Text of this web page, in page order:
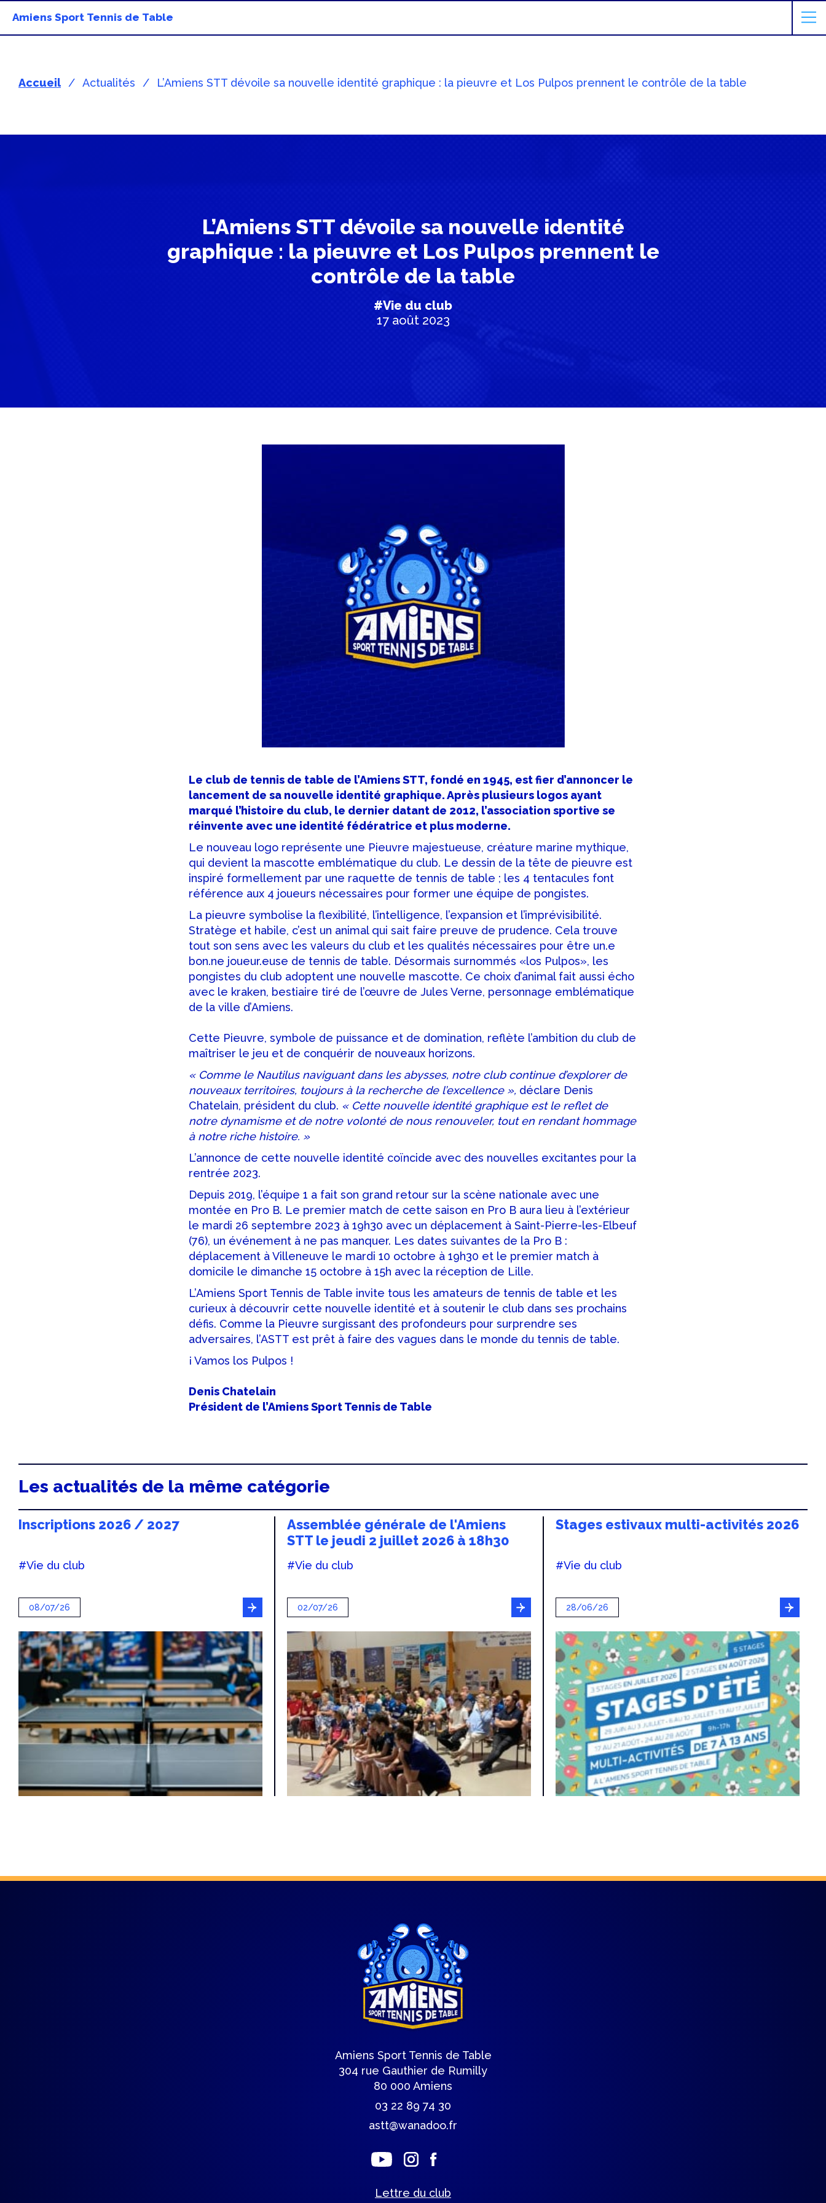
Amiens Sport Tennis de Table
Accueil Actualités L’Amiens STT dévoile sa nouvelle identité graphique : la pieuvre et Los Pulpos prennent le contrôle de la table
L’Amiens STT dévoile sa nouvelle identité
graphique : la pieuvre et Los Pulpos prennent le
contrôle de la table
#Vie du club
17 août 2023
Le club de tennis de table de l’Amiens STT, fondé en 1945, est fier d’annoncer le
lancement de sa nouvelle identité graphique. Après plusieurs logos ayant
marqué l’histoire du club, le dernier datant de 2012, l’association sportive se
réinvente avec une identité fédératrice et plus moderne.
Le nouveau logo représente une Pieuvre majestueuse, créature marine mythique,
qui devient la mascotte emblématique du club. Le dessin de la tête de pieuvre est
inspiré formellement par une raquette de tennis de table ; les 4 tentacules font
référence aux 4 joueurs nécessaires pour former une équipe de pongistes.
La pieuvre symbolise la flexibilité, l’intelligence, l’expansion et l’imprévisibilité.
Stratège et habile, c’est un animal qui sait faire preuve de prudence. Cela trouve
tout son sens avec les valeurs du club et les qualités nécessaires pour être un.e
bon.ne joueur.euse de tennis de table. Désormais surnommés «los Pulpos», les
pongistes du club adoptent une nouvelle mascotte. Ce choix d’animal fait aussi écho
avec le kraken, bestiaire tiré de l’œuvre de Jules Verne, personnage emblématique
de la ville d’Amiens.
Cette Pieuvre, symbole de puissance et de domination, reflète l’ambition du club de
maîtriser le jeu et de conquérir de nouveaux horizons.
« Comme le Nautilus naviguant dans les abysses, notre club continue d’explorer de
nouveaux territoires, toujours à la recherche de l’excellence », déclare Denis
Chatelain, président du club. « Cette nouvelle identité graphique est le reflet de
notre dynamisme et de notre volonté de nous renouveler, tout en rendant hommage
à notre riche histoire. »
L’annonce de cette nouvelle identité coïncide avec des nouvelles excitantes pour la
rentrée 2023.
Depuis 2019, l’équipe 1 a fait son grand retour sur la scène nationale avec une
montée en Pro B. Le premier match de cette saison en Pro B aura lieu à l’extérieur
le mardi 26 septembre 2023 à 19h30 avec un déplacement à Saint-Pierre-les-Elbeuf
(76), un événement à ne pas manquer. Les dates suivantes de la Pro B :
déplacement à Villeneuve le mardi 10 octobre à 19h30 et le premier match à
domicile le dimanche 15 octobre à 15h avec la réception de Lille.
L’Amiens Sport Tennis de Table invite tous les amateurs de tennis de table et les
curieux à découvrir cette nouvelle identité et à soutenir le club dans ses prochains
défis. Comme la Pieuvre surgissant des profondeurs pour surprendre ses
adversaires, l’ASTT est prêt à faire des vagues dans le monde du tennis de table.
¡ Vamos los Pulpos !
Denis Chatelain
Président de l’Amiens Sport Tennis de Table
Les actualités de la même catégorie
Inscriptions 2026 / 2027
#Vie du club
08/07/26
Assemblée générale de l'Amiens
STT le jeudi 2 juillet 2026 à 18h30
#Vie du club
02/07/26
Stages estivaux multi-activités 2026
#Vie du club
28/06/26
Amiens Sport Tennis de Table
304 rue Gauthier de Rumilly
80 000 Amiens
03 22 89 74 30
astt@wanadoo.fr
Lettre du club